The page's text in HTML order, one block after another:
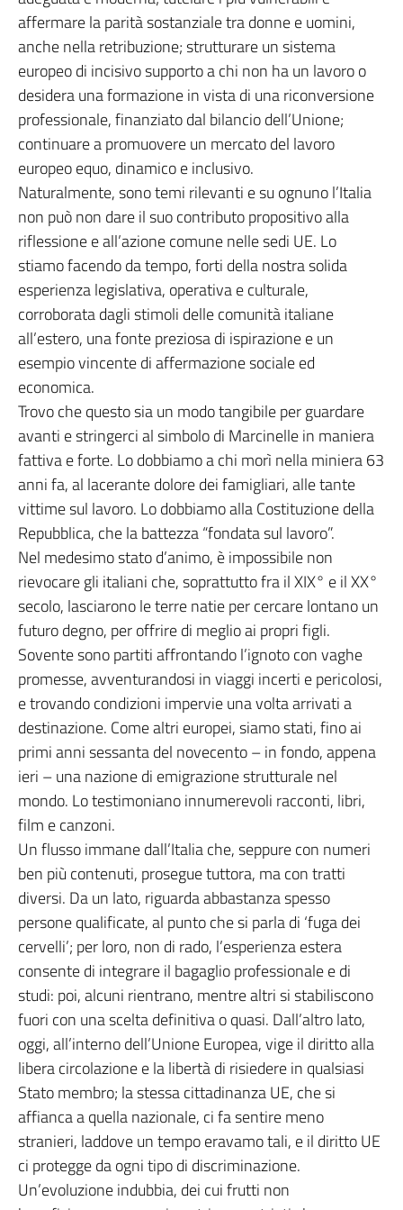
affermare la parità sostanziale tra donne e uomini,
anche nella retribuzione; strutturare un sistema
europeo di incisivo supporto a chi non ha un lavoro o
desidera una formazione in vista di una riconversione
professionale, finanziato dal bilancio dell’Unione;
continuare a promuovere un mercato del lavoro
europeo equo, dinamico e inclusivo.
Naturalmente, sono temi rilevanti e su ognuno l’Italia
non può non dare il suo contributo propositivo alla
riflessione e all’azione comune nelle sedi UE. Lo
stiamo facendo da tempo, forti della nostra solida
esperienza legislativa, operativa e culturale,
corroborata dagli stimoli delle comunità italiane
all’estero, una fonte preziosa di ispirazione e un
esempio vincente di affermazione sociale ed
economica.
Trovo che questo sia un modo tangibile per guardare
avanti e stringerci al simbolo di Marcinelle in maniera
fattiva e forte. Lo dobbiamo a chi morì nella miniera 63
anni fa, al lacerante dolore dei famigliari, alle tante
vittime sul lavoro. Lo dobbiamo alla Costituzione della
Repubblica, che la battezza “fondata sul lavoro”.
Nel medesimo stato d’animo, è impossibile non
rievocare gli italiani che, soprattutto fra il XIX° e il XX°
secolo, lasciarono le terre natie per cercare lontano un
futuro degno, per offrire di meglio ai propri figli.
Sovente sono partiti affrontando l’ignoto con vaghe
promesse, avventurandosi in viaggi incerti e pericolosi,
e trovando condizioni impervie una volta arrivati a
destinazione. Come altri europei, siamo stati, fino ai
primi anni sessanta del novecento – in fondo, appena
ieri – una nazione di emigrazione strutturale nel
mondo. Lo testimoniano innumerevoli racconti, libri,
film e canzoni.
Un flusso immane dall’Italia che, seppure con numeri
ben più contenuti, prosegue tuttora, ma con tratti
diversi. Da un lato, riguarda abbastanza spesso
persone qualificate, al punto che si parla di ‘fuga dei
cervelli’; per loro, non di rado, l’esperienza estera
consente di integrare il bagaglio professionale e di
studi: poi, alcuni rientrano, mentre altri si stabiliscono
fuori con una scelta definitiva o quasi. Dall’altro lato,
oggi, all’interno dell’Unione Europea, vige il diritto alla
libera circolazione e la libertà di risiedere in qualsiasi
Stato membro; la stessa cittadinanza UE, che si
affianca a quella nazionale, ci fa sentire meno
stranieri, laddove un tempo eravamo tali, e il diritto UE
ci protegge da ogni tipo di discriminazione.
Un’evoluzione indubbia, dei cui frutti non